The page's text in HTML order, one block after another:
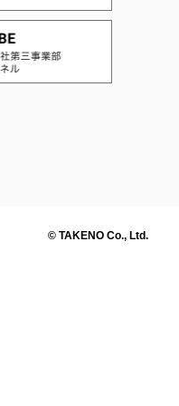
© TAKENO Co., Ltd.